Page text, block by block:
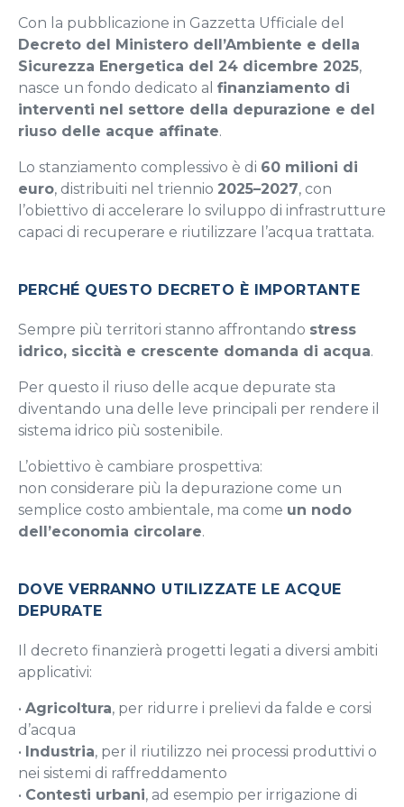
Con la pubblicazione in Gazzetta Ufficiale del
Decreto del Ministero dell’Ambiente e della
Sicurezza Energetica del 24 dicembre 2025,
nasce un fondo dedicato al finanziamento di
interventi nel settore della depurazione e del
riuso delle acque affinate.
Lo stanziamento complessivo è di 60 milioni di
euro, distribuiti nel triennio 2025–2027, con
l’obiettivo di accelerare lo sviluppo di infrastrutture
capaci di recuperare e riutilizzare l’acqua trattata.
PERCHÉ QUESTO DECRETO È IMPORTANTE
Sempre più territori stanno affrontando stress
idrico, siccità e crescente domanda di acqua.
Per questo il riuso delle acque depurate sta
diventando una delle leve principali per rendere il
sistema idrico più sostenibile.
L’obiettivo è cambiare prospettiva:
non considerare più la depurazione come un
semplice costo ambientale, ma come un nodo
dell’economia circolare.
DOVE VERRANNO UTILIZZATE LE ACQUE
DEPURATE
Il decreto finanzierà progetti legati a diversi ambiti
applicativi:
• Agricoltura, per ridurre i prelievi da falde e corsi
d’acqua
• Industria, per il riutilizzo nei processi produttivi o
nei sistemi di raffreddamento
• Contesti urbani, ad esempio per irrigazione di